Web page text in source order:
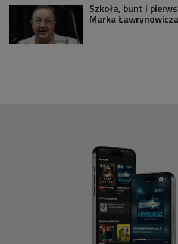
Szkoła, bunt i
Marka Ławrynowicza